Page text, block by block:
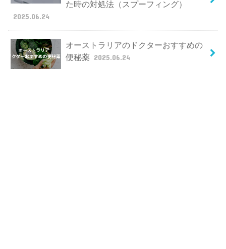
た時の対処法（スプーフィング）
2025.06.24
オーストラリアのドクターおすすめの
便秘薬 2025.06.24